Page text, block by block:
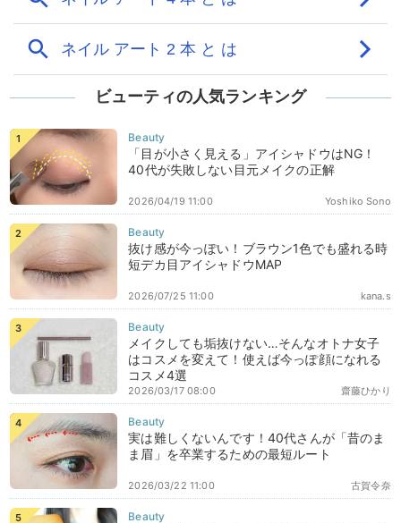
ビューティの人気ランキング
「目が小さく見える」アイシャドウはNG！
40代が失敗しない目元メイクの正解
Yoshiko Sono
2026/04/19 11:00
抜け感が今っぽい！ブラウン1色でも盛れる時
短デカ目アイシャドウMAP
kana.s
2026/07/25 11:00
メイクしても垢抜けない…そんなオトナ女子
はコスメを変えて！使えば今っぽ顔になれる
コスメ4選
齋藤ひかり
2026/03/17 08:00
実は難しくないんです！40代さんが「昔のま
ま眉」を卒業するための最短ルート
古賀令奈
2026/03/22 11:00